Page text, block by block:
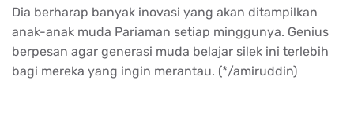
Dia berharap banyak inovasi yang akan ditampilkan
anak-anak muda Pariaman setiap minggunya. Genius
berpesan agar generasi muda belajar silek ini terlebih
bagi mereka yang ingin merantau. (*/amiruddin)